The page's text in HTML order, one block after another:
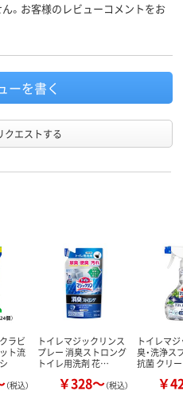
。お客様のレビューコメントをお
ーを書く
クエストする
ラビ
ト流
（税込）
トイレマジックリンス
プレー 消臭ストロング
トイレ用洗剤 花…
￥328～（税込）
トイレマ
臭・洗浄ス
抗菌 クリ
￥